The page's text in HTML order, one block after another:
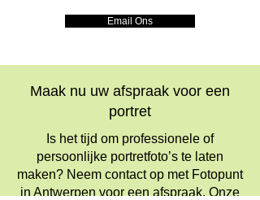
Email Ons
Maak nu uw afspraak voor een
portret
Is het tijd om professionele of
persoonlijke portretfoto’s te laten
maken? Neem contact op met Fotopunt
in Antwerpen voor een afspraak. Onze